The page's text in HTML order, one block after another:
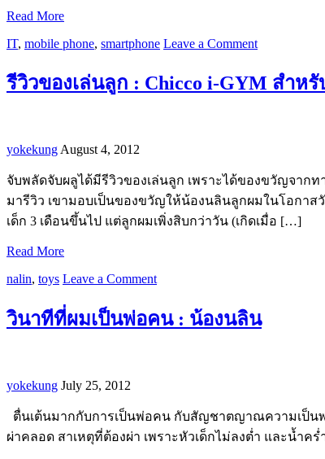
Read More
IT, mobile phone, smartphone Leave a Comment
รีวิวของเล่นลูก : Chicco i-GYM สำหรั
yokekung August 4, 2012
จับพลัดจับผลูได้มีรีวิวของเล่นลูก เพราะได้ของขวัญจากท
มารีวิว เขามอบเป็นของขวัญให้น้องนลินลูกผมในโอกาส
เด็ก 3 เดือนขึ้นไป แต่ลูกผมเพิ่งสิบกว่าวัน (เกิดเมื่อ […]
Read More
nalin, toys Leave a Comment
วินาทีที่ผมเป็นพ่อคน : น้องนลิน
yokekung July 25, 2012
ตื่นเต้นมากกับการเป็นพ่อคน กับสัญชาตญาณความเป็นพ่
ผ่าคลอด สาเหตุที่ต้องผ่า เพราะหัวเด็กไม่ลงต่ำ และน้ำ